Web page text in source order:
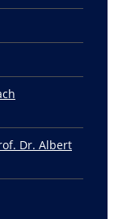
Dr. Albert